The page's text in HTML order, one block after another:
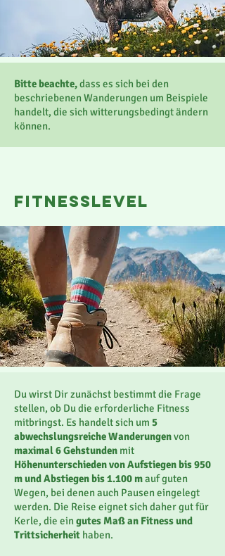
Bitte beachte,dass es sich bei den
beschriebenen Wanderungen um Beispiele
handelt, die sich witterungsbedingt ändern
können.
fitnesslevel
Du wirst Dir zunächst bestimmt die Frage
stellen, ob Du die erforderliche Fitness
mitbringst. Es handelt sich um 5
abwechslungsreiche Wanderungenvon
maximal 6 Gehstunden mit
Höhenunterschieden von Aufstiegen bis 950
m und Abstiegen bis 1.100 mauf guten
Wegen, bei denen auch Pausen eingelegt
werden. Die Reise eignet sich daher gut für
Kerle, die eingutes Maß an Fitness und
Trittsicherheit haben.